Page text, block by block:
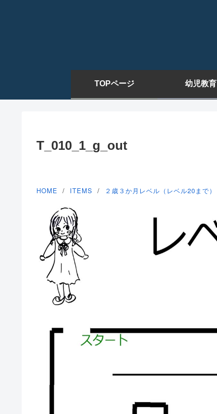
TOPページ 幼児教育
T_010_1_g_out
HOME ITEMS ２歳３か月レベル（レベル20まで）